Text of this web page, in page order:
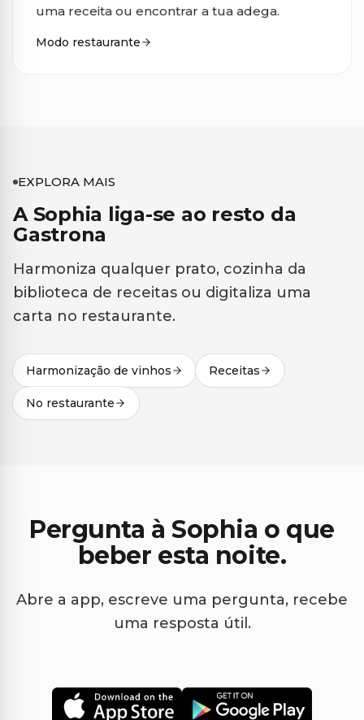
uma receita ou encontrar a tua adega.
Modo restaurante
EXPLORA MAIS
A Sophia liga-se ao resto da
Gastrona
Harmoniza qualquer prato, cozinha da
biblioteca de receitas ou digitaliza uma
carta no restaurante.
Harmonização de vinhos Receitas
No restaurante
Pergunta à Sophia o que
beber esta noite.
Abre a app, escreve uma pergunta, recebe
uma resposta útil.